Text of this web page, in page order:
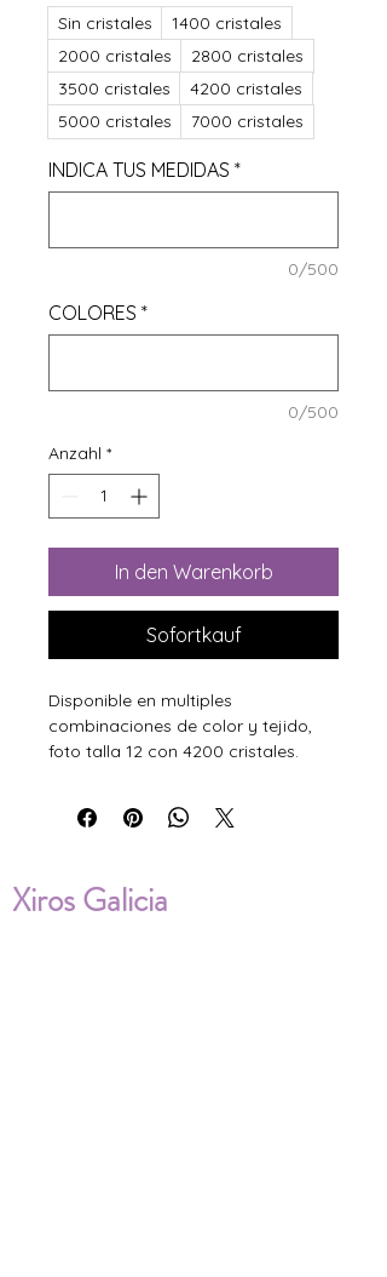
Sin cristales
1400 cristales
2000 cristales
2800 cristales
3500 cristales
4200 cristales
5000 cristales
7000 cristales
INDICA TUS MEDIDAS *
0/500
COLORES *
0/500
Anzahl *
In den Warenkorb
Sofortkauf
Disponible en multiples
combinaciones de color y tejido,
foto talla 12 con 4200 cristales.
Xiros Galicia